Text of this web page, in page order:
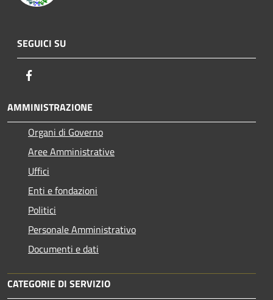
SEGUICI SU
AMMINISTRAZIONE
Organi di Governo
Aree Amministrative
Uffici
Enti e fondazioni
Politici
Personale Amministrativo
Documenti e dati
CATEGORIE DI SERVIZIO